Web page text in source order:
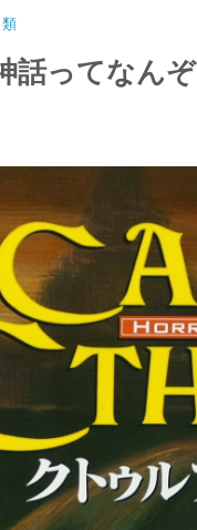
話ってなんぞ